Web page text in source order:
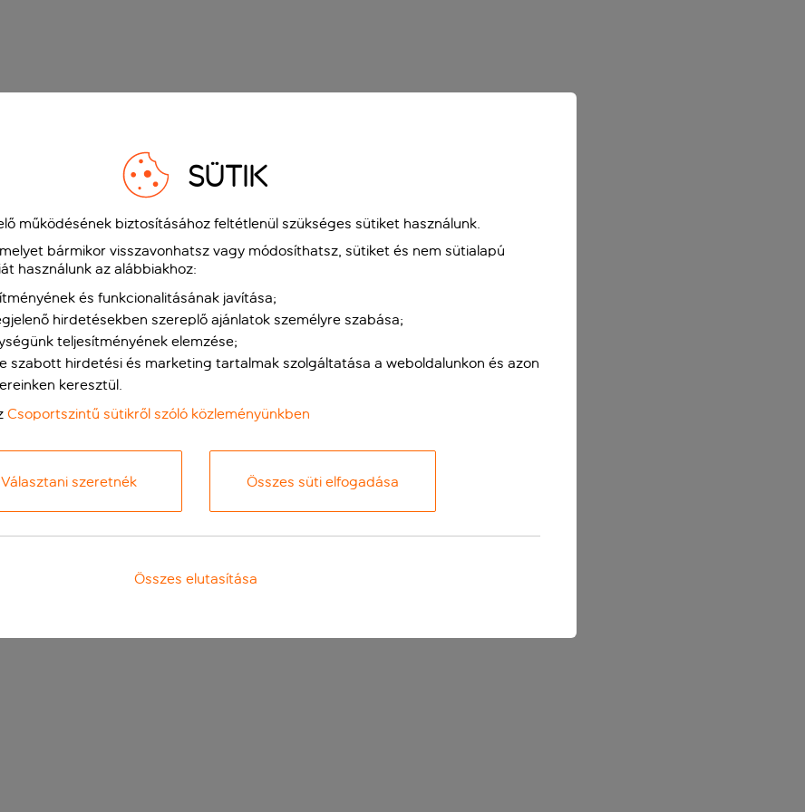
SÜTIK
működésének biztosításához feltétlenül szükséges sütiket használunk.
bármikor visszavonhatsz vagy módosíthatsz, sütiket és nem sütialapú
használunk az alábbiakhoz:
és funkcionalitásának javítása;
hirdetésekben szereplő ajánlatok személyre szabása;
teljesítményének elemzése;
szabott hirdetési és marketing tartalmak szolgáltatása a weboldalunkon és azon
keresztül.
Csoportszintű sütikről szóló közleményünkben
Választani szeretnék Összes süti elfogadása
Összes elutasítása